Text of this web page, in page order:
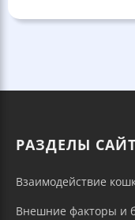
РАЗДЕЛЫ
Взаимодействие
Внешние факторы и